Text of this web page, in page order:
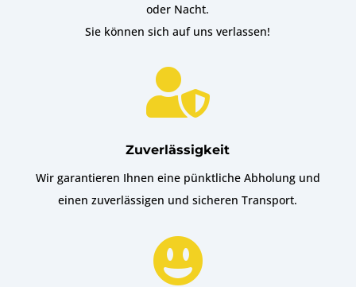
oder Nacht.
Sie können sich auf uns verlassen!

Zuverlässigkeit
Wir garantieren Ihnen eine pünktliche Abholung und
einen zuverlässigen und sicheren Transport.
